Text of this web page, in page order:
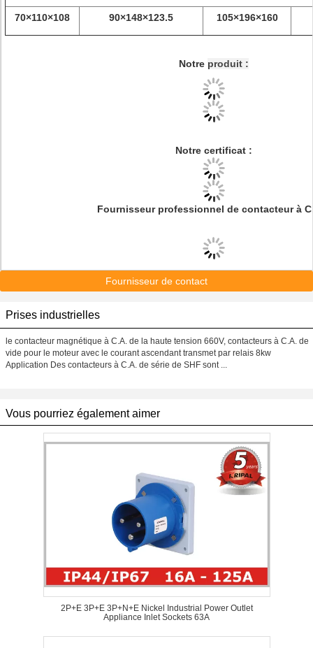
70×110×108 90×148×123.5 105×196×160
Notre produit :
Notre certificat :
Fournisseurprofessionnel de contacteur à
Fournisseur de contact
Prises industrielles
le contacteur magnétique à C.A. de la haute tension 660V, contacteurs à C.A. de
vide pour le moteur avec le courant ascendant transmet par relais 8kw
Application Des contacteurs à C.A. de série de SHF sont ...
Vous pourriez également aimer
2P+E 3P+E 3P+N+E Nickel Industrial Power Outlet
Appliance Inlet Sockets 63A